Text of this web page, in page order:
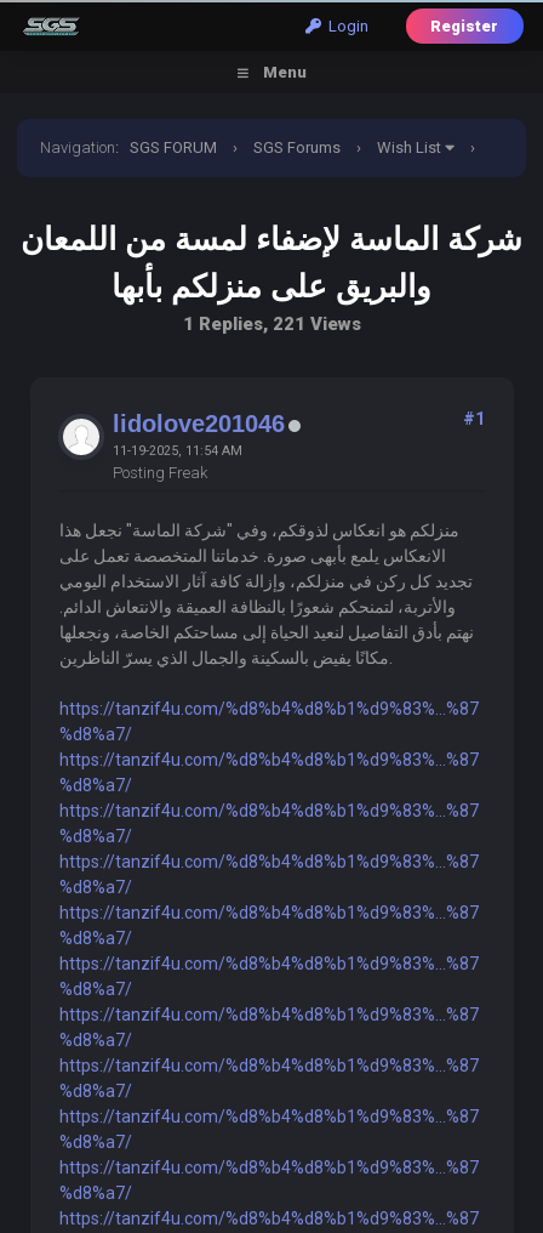
Login Register
Menu
Navigation:SGS FORUM › SGS Forums › Wish List ›
شركة الماسة لإضفاء لمسة من اللمعان
والبريق على منزلكم بأبها
1 Replies, 221 Views
lidolove201046
11-19-2025, 11:54 AM
Posting Freak
#1
منزلكم هو انعكاس لذوقكم، وفي "شركة الماسة" نجعل هذا
الانعكاس يلمع بأبهى صورة. خدماتنا المتخصصة تعمل على
تجديد كل ركن في منزلكم، وإزالة كافة آثار الاستخدام اليومي
والأتربة، لتمنحكم شعورًا بالنظافة العميقة والانتعاش الدائم.
نهتم بأدق التفاصيل لنعيد الحياة إلى مساحتكم الخاصة، ونجعلها
https://tanzif4u.com/%d8%b4%d8%b1%d9%83%...%87
%d8%a7/
https://tanzif4u.com/%d8%b4%d8%b1%d9%83%...%87
%d8%a7/
https://tanzif4u.com/%d8%b4%d8%b1%d9%83%...%87
%d8%a7/
https://tanzif4u.com/%d8%b4%d8%b1%d9%83%...%87
%d8%a7/
https://tanzif4u.com/%d8%b4%d8%b1%d9%83%...%87
%d8%a7/
https://tanzif4u.com/%d8%b4%d8%b1%d9%83%...%87
%d8%a7/
https://tanzif4u.com/%d8%b4%d8%b1%d9%83%...%87
%d8%a7/
https://tanzif4u.com/%d8%b4%d8%b1%d9%83%...%87
%d8%a7/
https://tanzif4u.com/%d8%b4%d8%b1%d9%83%...%87
%d8%a7/
https://tanzif4u.com/%d8%b4%d8%b1%d9%83%...%87
%d8%a7/
https://tanzif4u.com/%d8%b4%d8%b1%d9%83%...%87